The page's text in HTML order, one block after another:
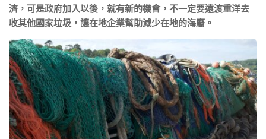
濟，可是政府加入以後，就有新的機會，不一定要遠渡重洋去
收其他國家垃圾，讓在地企業幫助減少在地的海廢。